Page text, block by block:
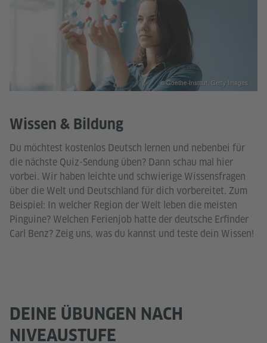
Wissen & Bildung
Du möchtest kostenlos Deutsch lernen und nebenbei für
die nächste Quiz-Sendung üben? Dann schau mal hier
vorbei. Wir haben leichte und schwierige Wissensfragen
über die Welt und Deutschland für dich vorbereitet. Zum
Beispiel: In welcher Region der Welt leben die meisten
Pinguine? Welchen Ferienjob hatte der deutsche Erfinder
Carl Benz? Zeig uns, was du kannst und teste dein Wissen!
© Goethe-Institut, Getty Images
DEINE ÜBUNGEN NACH
NIVEAUSTUFE